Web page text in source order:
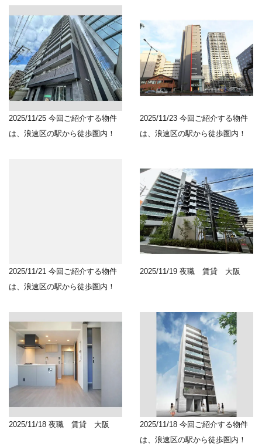
2025/11/25 今回ご紹介する物件
は、浪速区の駅から徒歩圏内！
2025/11/23 今回ご紹介する物件
は、浪速区の駅から徒歩圏内！
2025/11/21 今回ご紹介する物件
は、浪速区の駅から徒歩圏内！
2025/11/19 夜職 賃貸 大阪
2025/11/18 夜職 賃貸 大阪 2025/11/18 今回ご紹介する物件
は、浪速区の駅から徒歩圏内！